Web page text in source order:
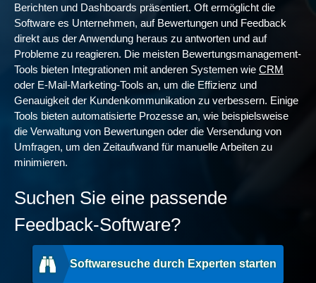
Berichten und Dashboards präsentiert. Oft ermöglicht die
Software es Unternehmen, auf Bewertungen und Feedback
direkt aus der Anwendung heraus zu antworten und auf
Probleme zu reagieren. Die meisten Bewertungsmanagement-
Tools bieten Integrationen mit anderen Systemen wie CRM
oder E-Mail-Marketing-Tools an, um die Effizienz und
Genauigkeit der Kundenkommunikation zu verbessern. Einige
Tools bieten automatisierte Prozesse an, wie beispielsweise
die Verwaltung von Bewertungen oder die Versendung von
Umfragen, um den Zeitaufwand für manuelle Arbeiten zu
minimieren.
Suchen Sie eine passende
Feedback-Software?
Softwaresuche durch Experten starten